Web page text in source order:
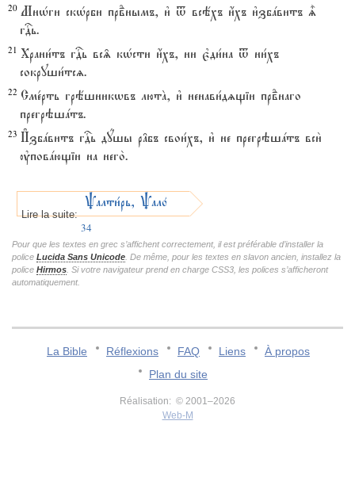
20 МнHги скHрби првdнымъ, и3 t всёхъ и4хъ и3збaвитъ |
гDь.
21 Храни1тъ гDь вс‰ кHсти и4хъ, ни є3ди1на t ни1хъ
сокруши1тсz.
22 Сме1рть грёшникwвъ лютA, и3 ненави1дzщіи првdнаго
прегрэшaтъ.
23 И#збaвитъ гDь дyшы р†бъ свои1хъ, и3 не прегрэшaтъ вси2
ўповaющіи на него2.
Lire la suite:
Pалти1рь, Pало1мъ
34
Pour que les textes en grec s’affichent correctement, il est préférable d’installer la
police Lucida Sans Unicode . De même, pour les textes en slavon ancien, installez la
police Hirmos . Si votre navigateur prend en charge CSS3, les polices s’afficheront
automatiquement.
La Bible Réflexions FAQ Liens
À propos
Plan du site
Réalisation: © 2001–2026
Web-M